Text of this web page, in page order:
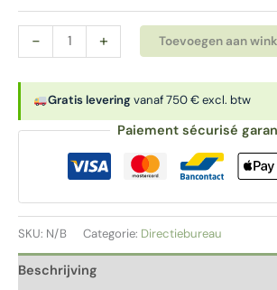
-
Sile
Bureau
aantal
+ Toevoegen aan
Paiement sécurisé
SKU: N/B Categorie: Directiebureau
Gratis levering vanaf 750 € excl. btw
Beschrijving